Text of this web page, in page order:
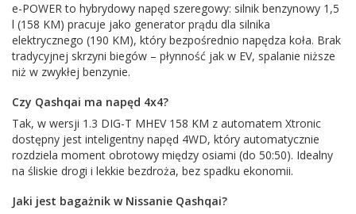
e-POWER to hybrydowy napęd szeregowy: silnik benzynowy 1,5
l (158 KM) pracuje jako generator prądu dla silnika
elektrycznego (190 KM), który bezpośrednio napędza koła. Brak
tradycyjnej skrzyni biegów – płynność jak w EV, spalanie niższe
niż w zwykłej benzynie.
Czy Qashqai ma napęd 4x4?
Tak, w wersji 1.3 DIG-T MHEV 158 KM z automatem Xtronic
dostępny jest inteligentny napęd 4WD, który automatycznie
rozdziela moment obrotowy między osiami (do 50:50). Idealny
na śliskie drogi i lekkie bezdroża, bez spadku ekonomii.
Jaki jest bagażnik w Nissanie Qashqai?